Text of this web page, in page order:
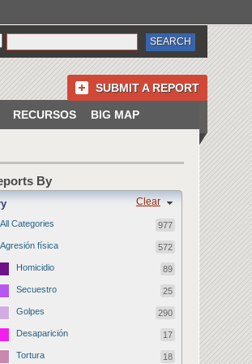
SUBMIT A REPORT
RECURSOS BIG MAP
By
Clear
All Categories 977
Agresión física 572
Homicidio 89
Secuestro 25
Golpes 290
Desaparición 17
Tortura 18